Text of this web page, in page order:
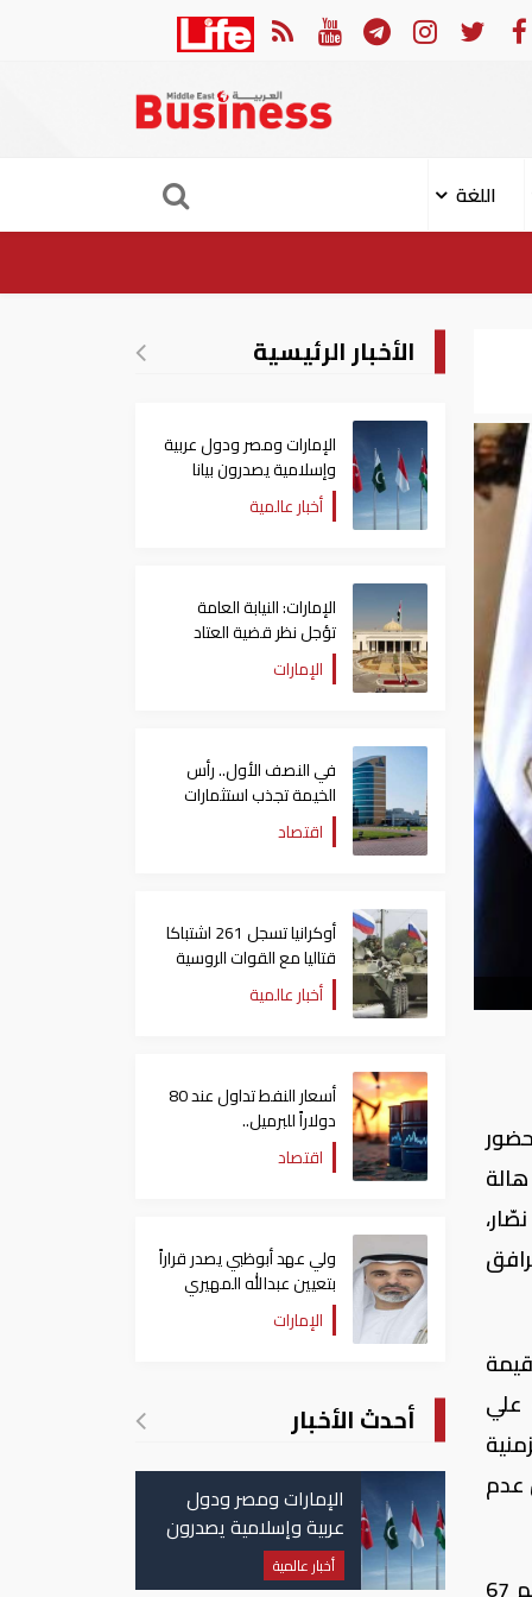
في النصف الأول.. رأس الخيمة تجذب استثمارات تتجاوز 771 مليون درهم
اللغة
علي
عدم
وقد ارتآت وزارة المالية تعديل اللائحة التنفيذية لقانون الضريبة علي القيمة المضافة الصادر بالقانون رقم 67
الأخبار الرئيسية
الإمارات ومصر ودول عربية
وإسلامية يصدرون بيانا
مشتركا بشأن الانتهاكات
الإسرائيلية في غزة
أخبار عالمية
الإمارات: النيابة العامة
تؤجل نظر قضية العتاد
العسكري للسودان
الإمارات
في النصف الأول.. رأس
الخيمة تجذب استثمارات
تتجاوز 771 مليون درهماقتصاد
أوكرانيا تسجل 261 اشتباكا
قتاليا مع القوات الروسية
أخبار عالمية
أسعار النفط تداول عند 80
دولاراً للبرميل..
وتراجع الأسهم الأمريكية
اقتصاد
ولي عهد أبوظبي يصدر قراراً
بتعيين عبدالله المهيري
رئيسا لـ"أبوظبي للتراث"
الإمارات
أحدث الأخبار
الإمارات ومصر ودول
عربية وإسلامية يصدرون
بيانا مشتركا بشأن
الانتهاكات الإسرائيلية
أخبار عالمية